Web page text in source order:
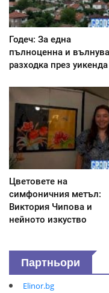
Годеч: За една
пълноценна и
разходка през уикенда
Цветовете на
симфоничния метъл:
Виктория Чипова и
нейното изкуство
Партньори
Elinor.bg